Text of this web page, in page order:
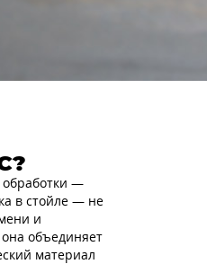
обработки —
в стойле — не
и
объединяет
материал